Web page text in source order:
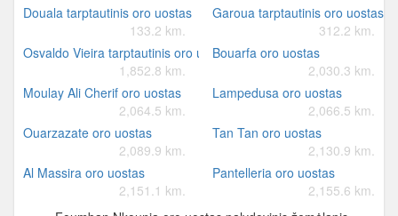
Douala tarptautinis oro uostas
133.2 km.
Garoua tarptautinis oro uostas
312.2 km.
Osvaldo Vieira tarptautinis oro uostas
1,852.8 km.
Bouarfa oro uostas
2,030.3 km.
Moulay Ali Cherif oro uostas
2,064.5 km.
Lampedusa oro uostas
2,066.5 km.
Ouarzazate oro uostas
2,089.9 km.
Tan Tan oro uostas
2,130.9 km.
Al Massira oro uostas
2,151.1 km.
Pantelleria oro uostas
2,155.6 km.